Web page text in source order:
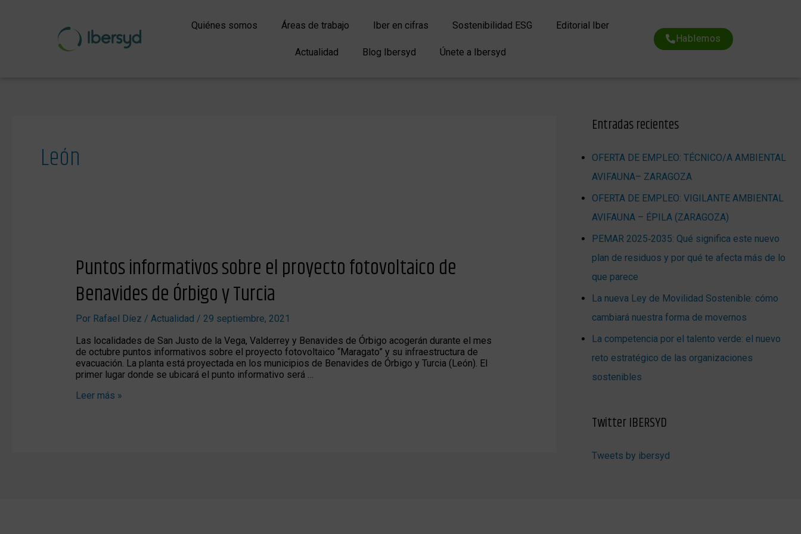
Quiénes somos Áreas de trabajo Iber en cifras Sostenibilidad ESG Editorial Iber
Actualidad Blog Ibersyd Únete a Ibersyd
Hablemos
León
Puntos informativos sobre el proyecto fotovoltaico de
Benavides de Órbigo y Turcia
Por Rafael Díez / Actualidad / 29 septiembre, 2021
Las localidades de San Justo de la Vega, Valderrey y Benavides de Órbigo acogerán durante el mes
de octubre puntos informativos sobre el proyecto fotovoltaico “Maragato” y su infraestructura de
evacuación. La planta está proyectada en los municipios de Benavides de Órbigo y Turcia (León). El
primer lugar donde se ubicará el punto informativo será …
Puntos
informativos
el
fotovoltaico
Benavides
de
Órbigo
y
Leer más »
Entradas recientes
OFERTA DE EMPLEO: TÉCNICO/A AMBIENTAL
AVIFAUNA– ZARAGOZA
OFERTA DE EMPLEO: VIGILANTE AMBIENTAL
AVIFAUNA – ÉPILA (ZARAGOZA)
PEMAR 2025‑2035: Qué significa este nuevo
plan de residuos y por qué te afecta más de lo
que parece
La nueva Ley de Movilidad Sostenible: cómo
cambiará nuestra forma de movernos
La competencia por el talento verde: el nuevo
reto estratégico de las organizaciones
sostenibles
Twitter IBERSYD
Tweets by ibersyd